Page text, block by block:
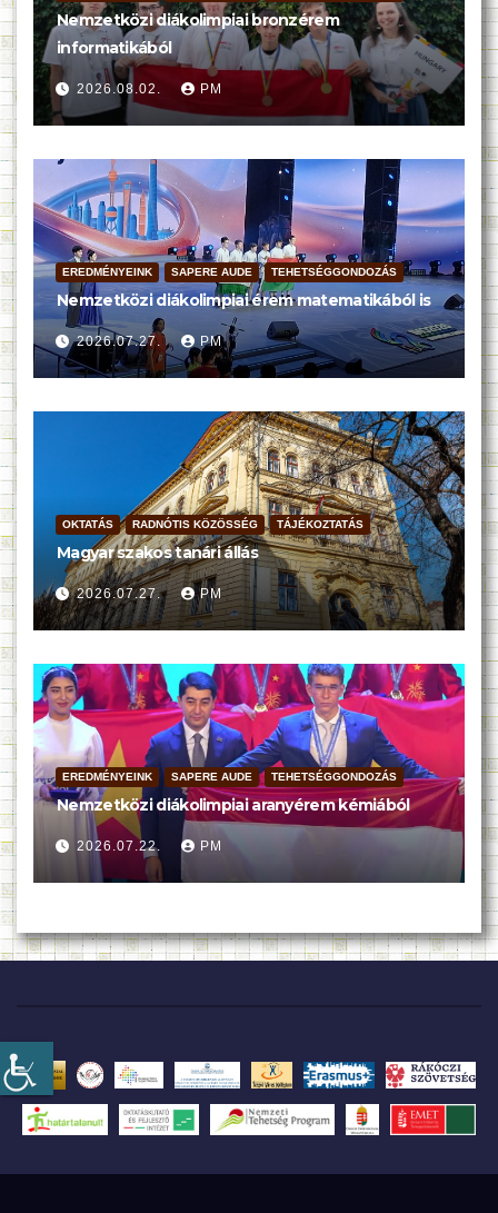
Nemzetközi diákolimpiai bronzérem
informatikából
2026.08.02. PM
EREDMÉNYEINK SAPERE AUDE TEHETSÉGGONDOZÁS
Nemzetközi diákolimpiai érem matematikából is
2026.07.27. PM
OKTATÁS RADNÓTIS KÖZÖSSÉG TÁJÉKOZTATÁS
Magyar szakos tanári állás
2026.07.27. PM
EREDMÉNYEINK SAPERE AUDE TEHETSÉGGONDOZÁS
Nemzetközi diákolimpiai aranyérem kémiából
2026.07.22. PM